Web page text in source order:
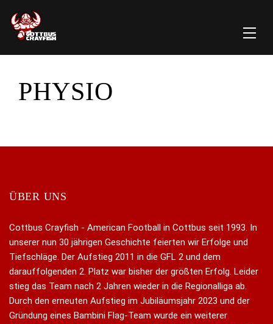
PHYSIO
ÜBER UNS
Cottbus Crayfish - American Football in Cottbus seit 1993. In
unserer nun 30 jährigen Geschichte feierten wir Erfolge und
Tiefschläge. Der Aufstieg 2011 in die GFL 2 und dem
darauffolgenden 2. Platz war bisher der größten Erfolg. Leider
stieg das Team nach 2 Jahren wieder in die Regionalliga ab.
Durch den erneuten Aufstieg im Jubiläumsjahr 2023 und der
Gründung eines Bambini Flag-Team wurde ein weiterer